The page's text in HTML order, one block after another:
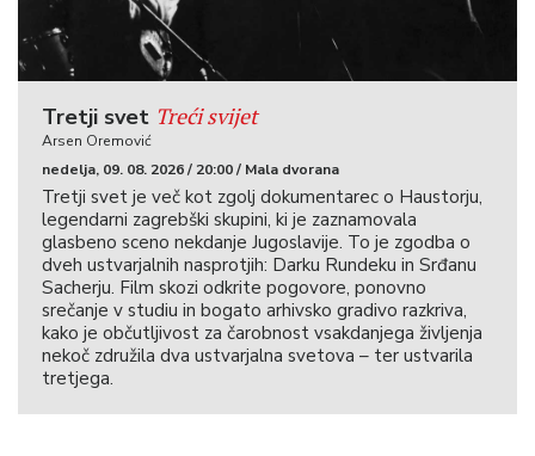
Tretji svet Treći svijet
Arsen Oremović
nedelja, 09. 08. 2026 / 20:00 / Mala dvorana
Tretji svet je več kot zgolj dokumentarec o Haustorju,
legendarni zagrebški skupini, ki je zaznamovala
glasbeno sceno nekdanje Jugoslavije. To je zgodba o
dveh ustvarjalnih nasprotjih: Darku Rundeku in Srđanu
Sacherju. Film skozi odkrite pogovore, ponovno
srečanje v studiu in bogato arhivsko gradivo razkriva,
kako je občutljivost za čarobnost vsakdanjega življenja
nekoč združila dva ustvarjalna svetova – ter ustvarila
tretjega.